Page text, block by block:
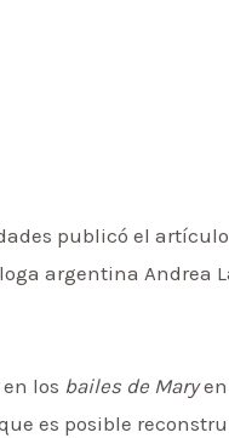
publicó el
argentina Andrea
los bailes de Maryen
es posible